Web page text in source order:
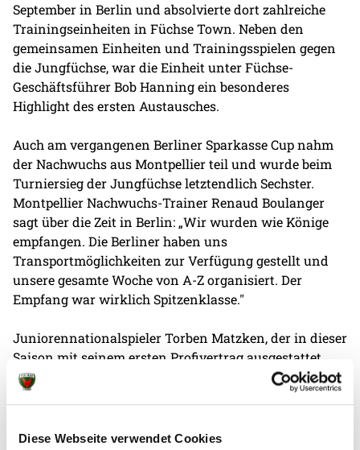
Diese Webseite verwendet Cookies
September in Berlin und absolvierte dort zahlreiche
Trainingseinheiten in Füchse Town. Neben den
gemeinsamen Einheiten und Trainingsspielen gegen
die Jungfüchse, war die Einheit unter Füchse-
Geschäftsführer Bob Hanning ein besonderes
Highlight des ersten Austausches.
Auch am vergangenen Berliner Sparkasse Cup nahm
der Nachwuchs aus Montpellier teil und wurde beim
Turniersieg der Jungfüchse letztendlich Sechster.
Montpellier Nachwuchs-Trainer Renaud Boulanger
sagt über die Zeit in Berlin: „Wir wurden wie Könige
empfangen. Die Berliner haben uns
Transportmöglichkeiten zur Verfügung gestellt und
unsere gesamte Woche von A-Z organisiert. Der
Empfang war wirklich Spitzenklasse."
Juniorennationalspieler Torben Matzken, der in dieser
Saison mit seinem ersten Profivertrag ausgestattet
wurde, begleitete die Franzosen die gesamte Woche
und stand dem gastierenden Team während seines
Seite. David Degouy, Leiter der Montpellier Handball